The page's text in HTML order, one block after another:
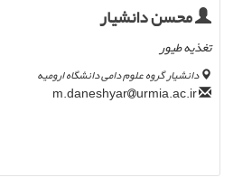
محسن دانشیار
تغذیه طیور
دانشیار گروه علوم دامی دانشگاه ارومیه
urmia.ac.ir